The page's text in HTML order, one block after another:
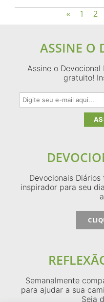
« 1 2
ASSINE O
Assine o
gratuito!
Devocionais
inspirador para seu
Semanalmente
para ajudar a sua
Seja